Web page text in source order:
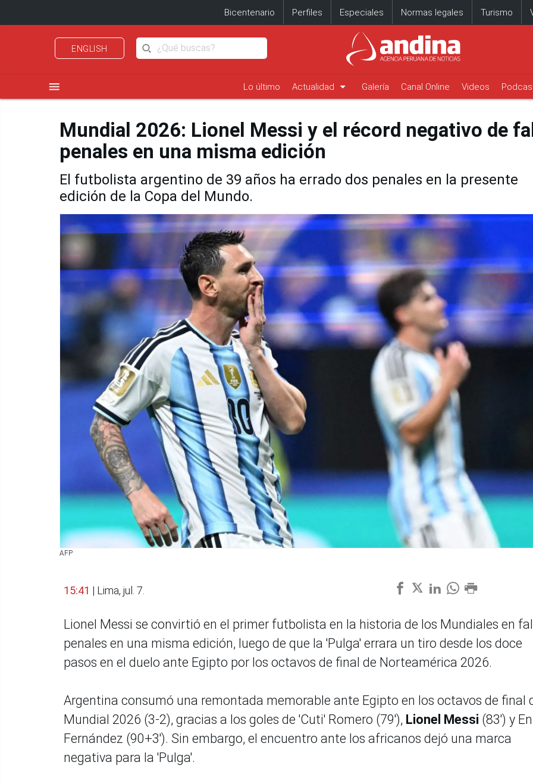
Bicentenario Perfiles Especiales Normas legales Turismo
ENGLISH
menu Lo último Actualidad arrow_drop_down Galería Canal Online Videos
Mundial 2026: Lionel Messi y el récord negativo de
penales en una misma edición
El futbolista argentino de 39 años ha errado dos penales en la presente
edición de la Copa del Mundo.
AFP
15:41 | Lima, jul. 7.
Lionel Messi se convirtió en el primer futbolista en la historia de los Mundiales en
penales en una misma edición, luego de que la 'Pulga' errara un tiro desde los doce
pasos en el duelo ante Egipto por los octavos de final de Norteamérica 2026.
Argentina consumó una remontada memorable ante Egipto en los octavos de final
Mundial 2026 (3-2), gracias a los goles de 'Cuti' Romero (79'), Lionel Messi (83') y
Fernández (90+3'). Sin embargo, el encuentro ante los africanos dejó una marca
negativa para la 'Pulga'.